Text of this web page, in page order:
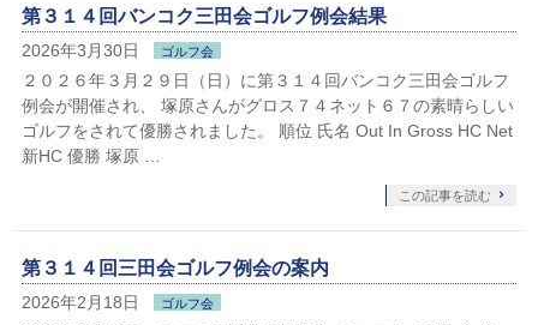
第３１４回バンコク三田会ゴルフ例会結果
2026年3月30日 ゴルフ会
２０２６年３月２９日（日）に第３１４回バンコク三田会ゴルフ
例会が開催され、 塚原さんがグロス７４ネット６７の素晴らしい
ゴルフをされて優勝されました。 順位 氏名 Out In Gross HC Net
新HC 優勝 塚原 …
この記事を読む
第３１４回三田会ゴルフ例会の案内
2026年2月18日 ゴルフ会